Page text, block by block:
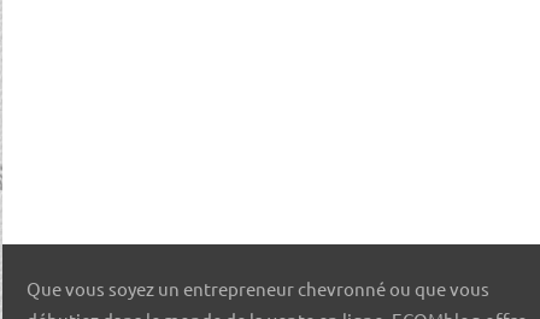
Que vous soyez un entrepreneur chevronné ou que vous